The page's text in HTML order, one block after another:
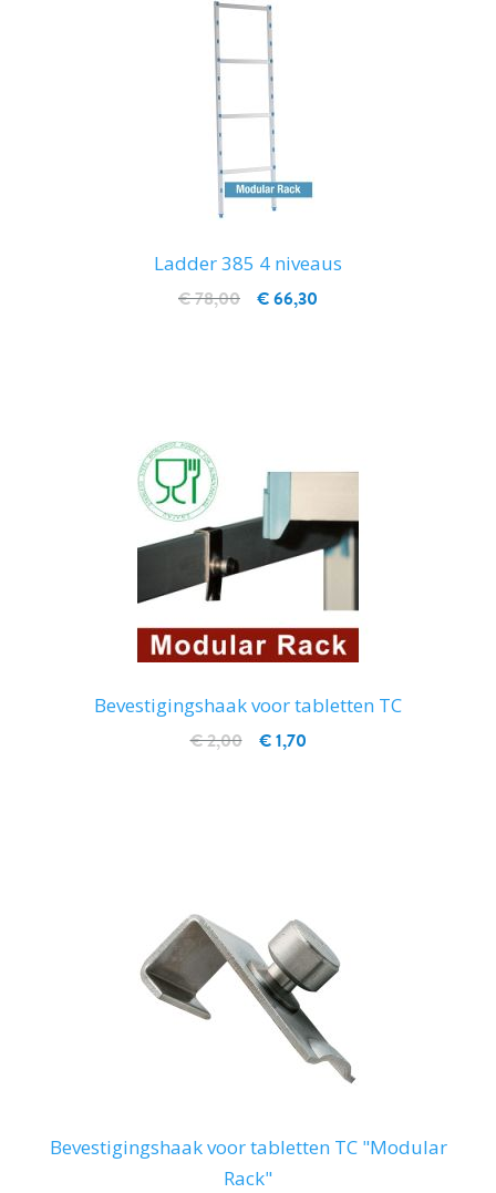
Ladder 385 4 niveaus
€ 66,30
€ 78,00
Bevestigingshaak voor tabletten TC
€ 1,70
€ 2,00
Bevestigingshaak voor tabletten TC "Modular
Rack"